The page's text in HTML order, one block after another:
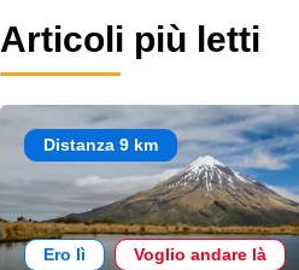
Articoli più letti
Distanza 9 km
Ero lì Voglio andare là